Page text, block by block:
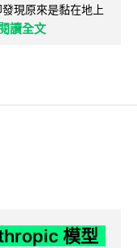
現原來是黏在地上
閱讀全文
模型